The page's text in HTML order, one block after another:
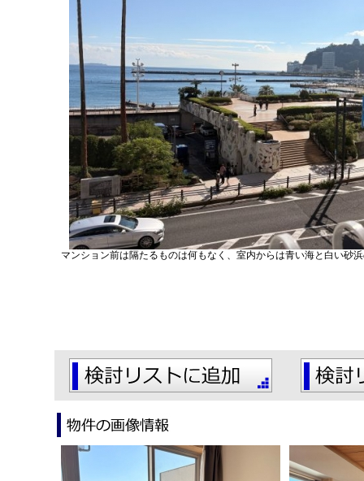
マンション前は隔たるものは何もなく、室内からは青い海と白い砂